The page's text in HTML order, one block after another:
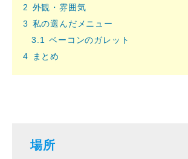
2 外観・雰囲気
3 私の選んだメニュー
3.1
ベーコンのガレット
4
まとめ
場所